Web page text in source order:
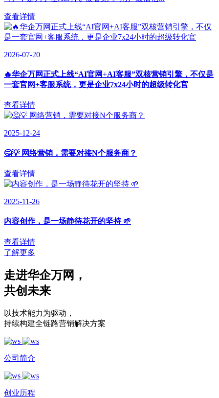
查看详情
2026-07-20
🔥华企万网正式上线“AI官网+AI客服”双核营销引擎，不仅是
一套官网+客服系统，更是企业7x24小时的超级转化官
查看详情
2025-12-24
🤔💡 网络营销，需要对接N个服务商？
查看详情
2025-11-26
内容创作，是一场静待花开的坚持 🌱
查看详情
了解更多
走进华企万网 ，
共创未来
以技术能力为驱动 ，
持续构建全链路营销解决方案
公司简介
创业历程